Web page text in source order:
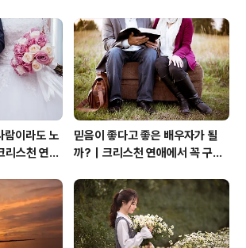
람이라도 노
리스천 연애
믿음이 좋다고 좋은 배우자가 될
까?｜크리스천 연애에서 꼭 구별